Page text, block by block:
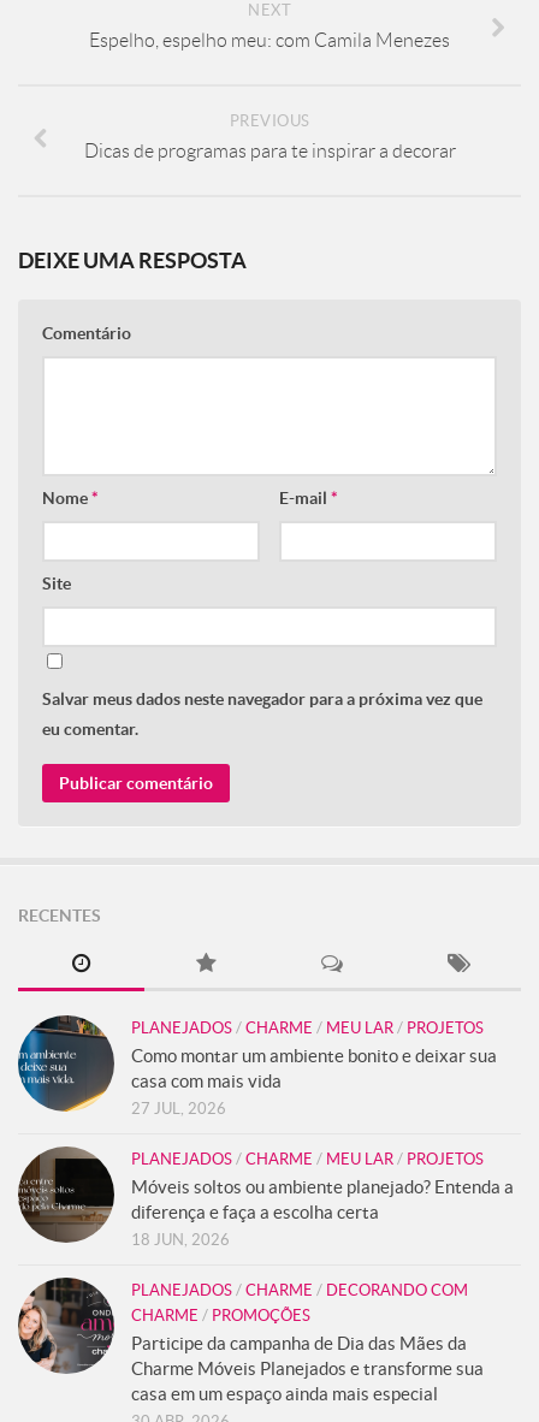
NEXT
Espelho, espelho meu: com Camila Menezes
PREVIOUS
Dicas de programas para te inspirar a decorar
DEIXE UMA RESPOSTA
Comentário
Nome* E-mail *
Site
Salvar meus dados neste navegador para a próxima vez que
eu comentar.
RECENTES
PLANEJADOS / CHARME / MEU LAR / PROJETOS
Como montar um ambiente bonito e deixar sua
casa com mais vida
27 JUL, 2026
PLANEJADOS / CHARME / MEU LAR / PROJETOS
Móveis soltos ou ambiente planejado? Entenda a
diferença e faça a escolha certa
18 JUN, 2026
PLANEJADOS / CHARME / DECORANDO COM
CHARME / PROMOÇÕES
Participe da campanha de Dia das Mães da
Charme Móveis Planejados e transforme sua
casa em um espaço ainda mais especial